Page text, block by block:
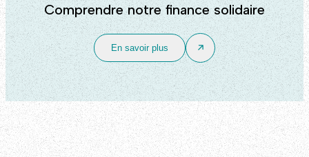
Comprendre notre finance solidaire
En savoir plus